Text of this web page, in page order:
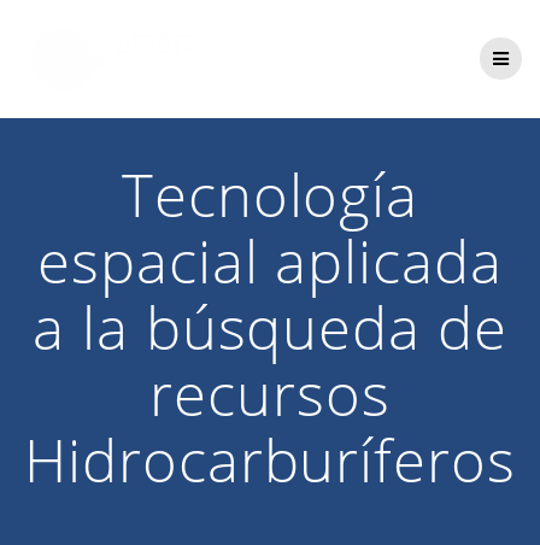
Tecnología
espacial aplicada
a la búsqueda de
recursos
Hidrocarburíferos